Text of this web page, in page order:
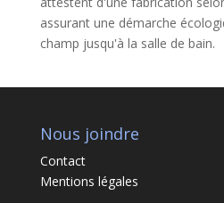
assurant une démarche
champ jusqu'à la salle de bain.
Nous joindre
Contact
Mentions légales